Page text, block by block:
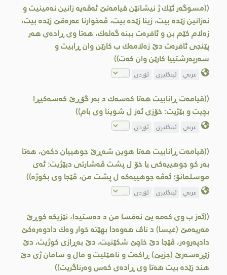
((مسوگه‌ر ئێك ژ نیشانێن قیامه‌تێ ئه‌ڤه‌یه‌ زانین نه‌مینیت و
نه‌زانین زێده‌ بیت، زینا زێده‌ بیت، ڤه‌خوارنا عه‌ره‌قێ زێده‌ بیت،
زه‌لام كێم بن و ئافره‌ت ببنه‌ گه‌له‌ك، هه‌تا وی ڕاده‌ی هه‌ر
پێنجی ئافره‌ت دێ زه‌لامەك ب كارێن وان ڕابیت و
سه‌رپه‌رشتییا كارێن وان كه‌ت))
عربي ئینگلیزی ئۆردی
((قیامه‌ت ڕانابیت هه‌تا كه‌سه‌ك د به‌ر گۆڕێ كه‌سه‌كیڕا
بچیت و بێژیت: خۆزی ئه‌ز ل شوینا وی بام))
عربي ئینگلیزی ئۆردی
((قیامه‌ت ڕانابیت هه‌تا هوین شه‌ڕێ جوهییان دكه‌ن، هه‌تا
به‌ر كو جوهییه‌كی یا خۆ ل پشت ڤه‌شارتی دبێژیت: ئه‌ی
موسلمانۆ؛ ئه‌ڤه‌ جوهییه‌كه‌ ل پشت من، ڤێجا وی بكوژه‌))
عربي ئینگلیزی ئۆردی
((ئه‌ز ب وی كه‌مه‌ یێ نه‌فسا من د ده‌ستیدا، نێزیكه‌ كوڕێ
مه‌ریه‌مێ (عیسا) د ناڤ هه‌وه‌دا بهێته‌ خوار وه‌ك دادوه‌ره‌كێ
دادپه‌روه‌ر، ڤێجا دێ خاچێ شكێنیت، دێ به‌ڕازی كوژیت، دێ
زێڕه‌سه‌رێ (جزیێ) ڕاكه‌ت و ناهێلیت و مال و سامان ژی دێ
هند زێده‌ بیت هه‌تا وی ڕاده‌ی كه‌س وه‌رناگریت))